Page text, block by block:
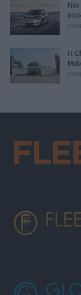
Νέο
05/
Η
04/